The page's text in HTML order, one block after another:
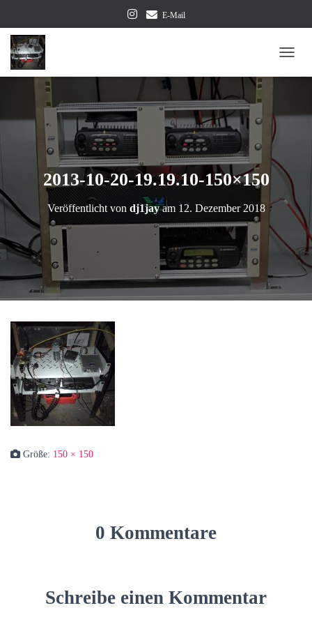
E-Mail
2013-10-20-19.19.10-150×150
Veröffentlicht von dj1jayam 12. Dezember 2018
Größe: 150 × 150
0 Kommentare
Schreibe einen Kommentar